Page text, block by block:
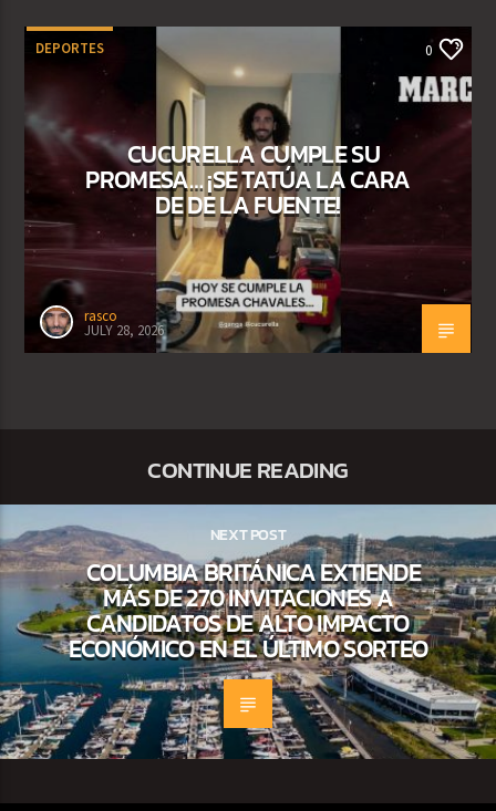
DEPORTES 0
CUCURELLA CUMPLE SU
PROMESA… ¡SE TATÚA LA CARA
DE DE LA FUENTE!
rasco
JULY 28, 2026
CONTINUE READING
NEXT POST
COLUMBIA BRITÁNICA EXTIENDE
MÁS DE 270 INVITACIONES A
CANDIDATOS DE ALTO IMPACTO
ECONÓMICO EN EL ÚLTIMO SORTEO